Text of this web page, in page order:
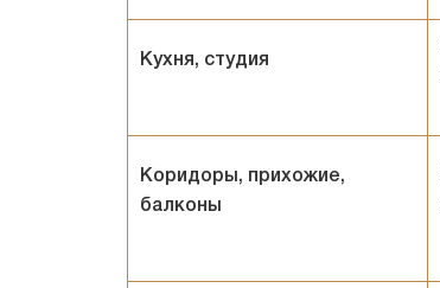
Кухня, студия
Коридоры, прихожие,
балконы